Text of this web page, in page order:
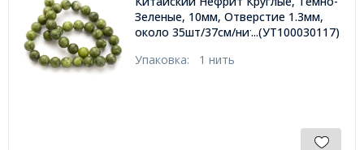
Зеленые, 10мм, Отверстие 1.3мм,
около 35шт/37см/нить,...(УТ100030117)
Упаковка: 1 нить